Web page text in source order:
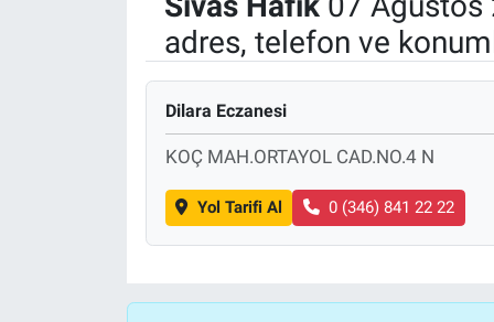
adres, telefon ve
Dilara Eczanesi
KOÇ MAH.ORTAYOL CAD.NO.4 N
Yol Tarifi Al 0 (346) 841 22 22